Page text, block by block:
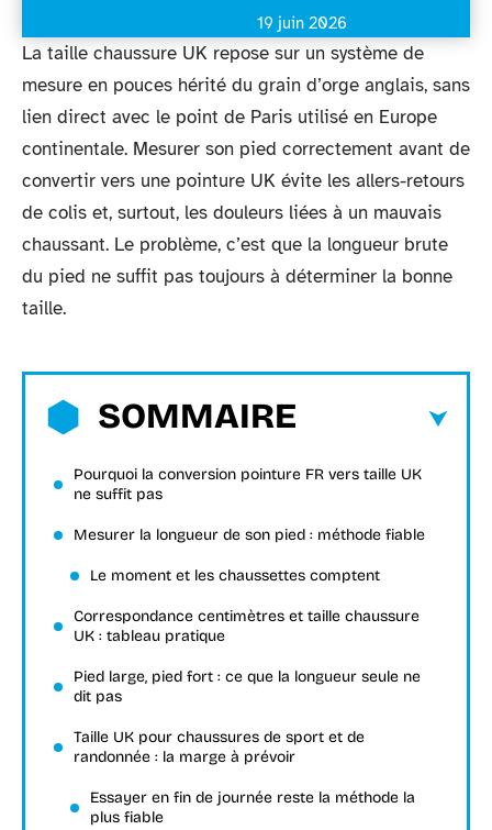
19 juin 2026
La taille chaussure UK repose sur un système de
mesure en pouces hérité du grain d’orge anglais, sans
lien direct avec le point de Paris utilisé en Europe
continentale. Mesurer son pied correctement avant de
convertir vers une pointure UK évite les allers-retours
de colis et, surtout, les douleurs liées à un mauvais
chaussant. Le problème, c’est que la longueur brute
du pied ne suffit pas toujours à déterminer la bonne
taille.
SOMMAIRE
Pourquoi la conversion pointure FR vers taille UK
ne suffit pas
Mesurer la longueur de son pied : méthode fiable
Le moment et les chaussettes comptent
Correspondance centimètres et taille chaussure
UK : tableau pratique
Pied large, pied fort : ce que la longueur seule ne
dit pas
Taille UK pour chaussures de sport et de
randonnée : la marge à prévoir
Essayer en fin de journée reste la méthode la
plus fiable